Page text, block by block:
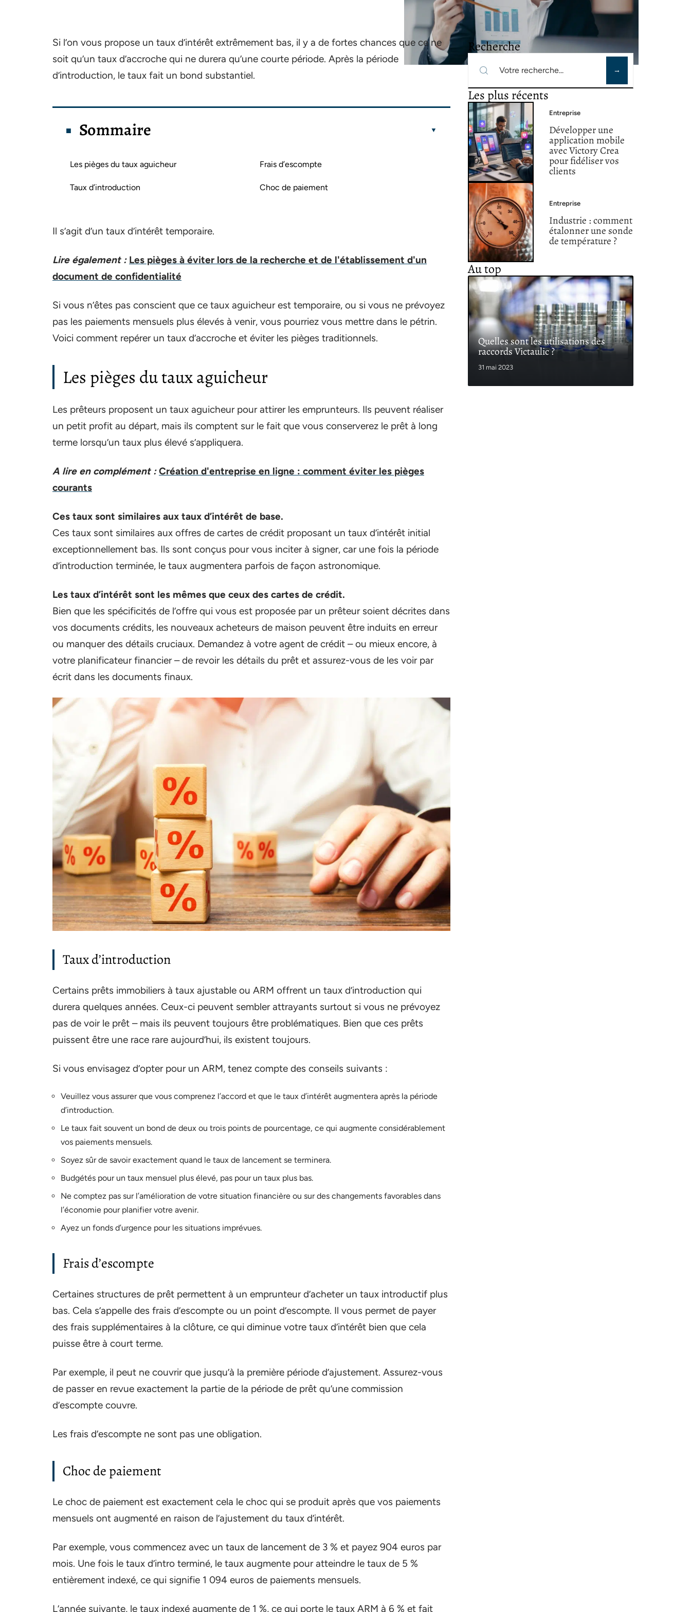
Si l’on vous propose un taux d’intérêt extrêmement bas, il y a de fortes chances que ce ne
soit qu’un taux d’accroche qui ne durera qu’une courte période. Après la période
d’introduction, le taux fait un bond substantiel.
Sommaire
Les pièges du taux aguicheur
Taux d’introduction
Frais d’escompte
Choc de paiement
Il s’agit d’un taux d’intérêt temporaire.
Lire également : Les pièges à éviter lors de la recherche et de l'établissement d'un
document de confidentialité
Si vous n’êtes pas conscient que ce taux aguicheur est temporaire, ou si vous ne prévoyez
pas les paiements mensuels plus élevés à venir, vous pourriez vous mettre dans le pétrin.
Voici comment repérer un taux d’accroche et éviter les pièges traditionnels.
Les pièges du taux aguicheur
Les prêteurs proposent un taux aguicheur pour attirer les emprunteurs. Ils peuvent réaliser
un petit profit au départ, mais ils comptent sur le fait que vous conserverez le prêt à long
terme lorsqu’un taux plus élevé s’appliquera.
A lire en complément : Création d'entreprise en ligne : comment éviter les pièges
courants
Ces taux sont similaires aux taux d’intérêt de base.
Ces taux sont similaires aux offres de cartes de crédit proposant un taux d’intérêt initial
exceptionnellement bas. Ils sont conçus pour vous inciter à signer, car une fois la période
d’introduction terminée, le taux augmentera parfois de façon astronomique.
Les taux d’intérêt sont les mêmes que ceux des cartes de crédit.
Bien que les spécificités de l’offre qui vous est proposée par un prêteur soient décrites dans
vos documents crédits, les nouveaux acheteurs de maison peuvent être induits en erreur
ou manquer des détails cruciaux. Demandez à votre agent de crédit – ou mieux encore, à
votre planificateur financier – de revoir les détails du prêt et assurez-vous de les voir par
écrit dans les documents finaux.
Taux d’introduction
Certains prêts immobiliers à taux ajustable ou ARM offrent un taux d’introduction qui
durera quelques années. Ceux-ci peuvent sembler attrayants surtout si vous ne prévoyez
pas de voir le prêt – mais ils peuvent toujours être problématiques. Bien que ces prêts
puissent être une race rare aujourd’hui, ils existent toujours.
Si vous envisagez d’opter pour un ARM, tenez compte des conseils suivants :
Veuillez vous assurer que vous comprenez l’accord et que le taux d’intérêt augmentera après la période
d’introduction.
Le taux fait souvent un bond de deux ou trois points de pourcentage, ce qui augmente considérablement
vos paiements mensuels.
Soyez sûr de savoir exactement quand le taux de lancement se terminera.
Budgétés pour un taux mensuel plus élevé, pas pour un taux plus bas.
Ne comptez pas sur l’amélioration de votre situation financière ou sur des changements favorables dans
l’économie pour planifier votre avenir.
Ayez un fonds d’urgence pour les situations imprévues.
Frais d’escompte
Certaines structures de prêt permettent à un emprunteur d’acheter un taux introductif plus
bas. Cela s’appelle des frais d’escompte ou un point d’escompte. Il vous permet de payer
des frais supplémentaires à la clôture, ce qui diminue votre taux d’intérêt bien que cela
puisse être à court terme.
Par exemple, il peut ne couvrir que jusqu’à la première période d’ajustement. Assurez-vous
de passer en revue exactement la partie de la période de prêt qu’une commission
d’escompte couvre.
Les frais d’escompte ne sont pas une obligation.
Choc de paiement
Le choc de paiement est exactement cela le choc qui se produit après que vos paiements
mensuels ont augmenté en raison de l’ajustement du taux d’intérêt.
Par exemple, vous commencez avec un taux de lancement de 3 % et payez 904 euros par
mois. Une fois le taux d’intro terminé, le taux augmente pour atteindre le taux de 5 %
entièrement indexé, ce qui signifie 1 094 euros de paiements mensuels.
L’année suivante, le taux indexé augmente de 1 %, ce qui porte le taux ARM à 6 % et fait
Recherche
Les plus récents
Entreprise
Développer une
application mobile
avec Victory Crea
pour fidéliser vos
clients
Entreprise
Industrie : comment
étalonner une sonde
de température ?
Au top
Quelles sont les utilisations des
raccords Victaulic ?
31 mai 2023